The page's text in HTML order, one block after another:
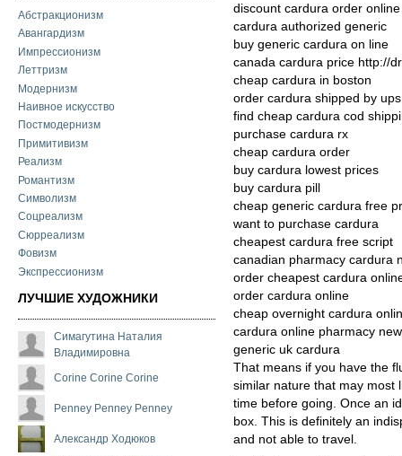
Абстракционизм
Авангардизм
Импрессионизм
Леттризм
Модернизм
Наивное искусство
Постмодернизм
Примитивизм
Реализм
Романтизм
Символизм
Соцреализм
Сюрреализм
Фовизм
Экспрессионизм
ЛУЧШИЕ ХУДОЖНИКИ
Симагутина Наталия
Владимировна
Corine Corine Corine
Penney Penney Penney
Александр Ходюков
discount cardura order online
cardura authorized generic
buy generic cardura on line
canada cardura price http://
cheap cardura in boston
order cardura shipped by ups
find cheap cardura cod
purchase cardura rx
cheap cardura order
buy cardura lowest prices
buy cardura pill
cheap generic cardura free
want to purchase cardura
cheapest cardura free script
canadian pharmacy cardura
order cheapest cardura
order cardura online
cheap overnight cardura
cardura online pharmacy
generic uk cardura
That means if you have the
similar nature that may most
time before going. Once an
box. This is definitely an
and not able to travel.